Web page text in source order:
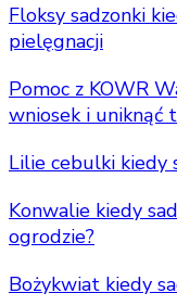
Floksy sadzonki
pielęgnacji
Pomoc z KOWR
wniosek i uniknąć
Lilie cebulki kiedy
Konwalie kiedy
ogrodzie?
Bożykwiat kiedy